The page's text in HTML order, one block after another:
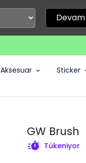
Devam
Aksesuar Sticker
GW Brush
Tükeniyor